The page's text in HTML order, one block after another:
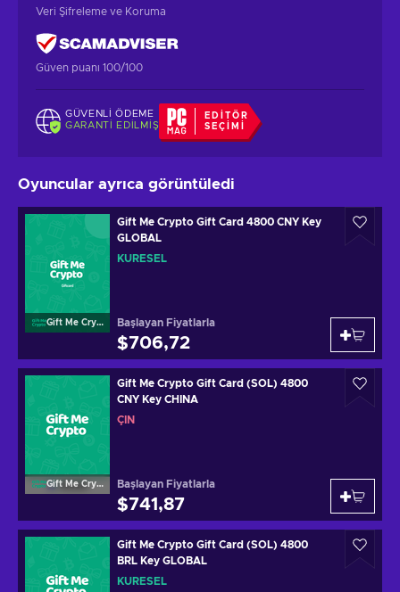
Veri Şifreleme ve Koruma
Güven puanı 100/100
GÜVENLI ÖDEME
GARANTI EDILMIŞ
EDITÖR
SEÇIMI
Oyuncular ayrıca görüntüledi
Gift Me Crypto
Gift Me Crypto Gift Card 4800 CNY Key
GLOBAL
KÜRESEL
Başlayan Fiyatlarla
$706,72
Gift Me Crypto
Gift Me Crypto Gift Card (SOL) 4800
CNY Key CHINA
ÇIN
Başlayan Fiyatlarla
$741,87
Gift Me Crypto Gift Card (SOL) 4800
BRL Key GLOBAL
KÜRESEL